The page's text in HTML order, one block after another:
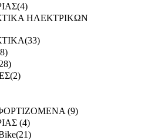
(4)
ΗΛΕΚΤΡΙΚΩΝ
(33)
(2)
(9)
(4)
(21)